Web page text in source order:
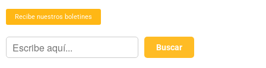
Recibe nuestros boletines